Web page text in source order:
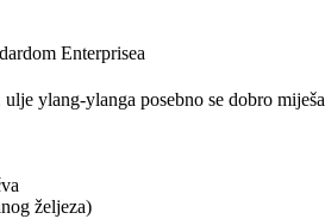
Enterprisea
ylang-ylanga posebno se dobro
željeza)